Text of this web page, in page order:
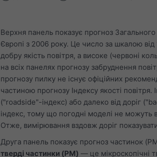
Верхня панель показує прогноз Загального
Європі з 2006 року. Це число за шкалою
добру якість повітря, а високе (червоні
на всіх панелях прогнозу забруднення
прогнозу пилку не існує офіційних
частиною прогнозу Індексу якості повітря.
("roadside"-індекс) або далеко від доріг
індекс, тому що погодні моделі не можуть
Отже, вимірювання вздовж доріг
Друга панель показує прогноз частинок
тверді частинки (PM) — це мікроскопічні